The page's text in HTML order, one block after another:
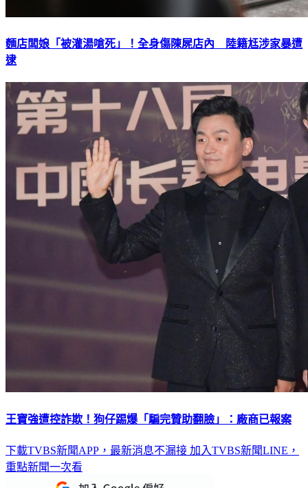
麵店闆娘「被灌湯嗆死」！全身傷陳屍店內 陸籍尪涉家暴遭
逮
王寶強遭控詐欺！狗仔踢爆「騙完贊助翻臉」：廠商已報案
下載TVBS新聞APP，最新消息不漏接 加入TVBS新聞LINE，
重點新聞一次看